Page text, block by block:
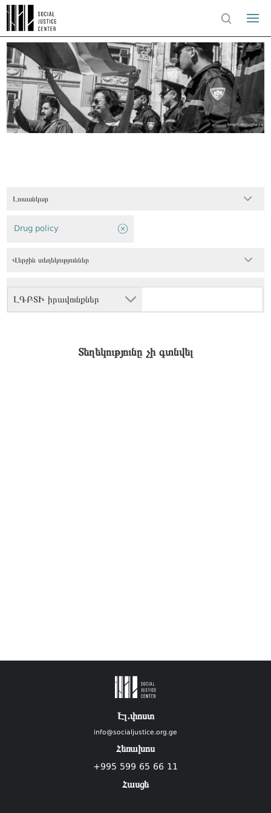
Լուսանկար
ԼԳԲՏԻ իրավունքներ
Drug policy
Վերջին տեղեկություններ
Տեղեկությունը չի գտնվել
Էլ.փոստ
info@socialjustice.org.ge
Հեռախոս
+995 599 65 66 11
Հասցե